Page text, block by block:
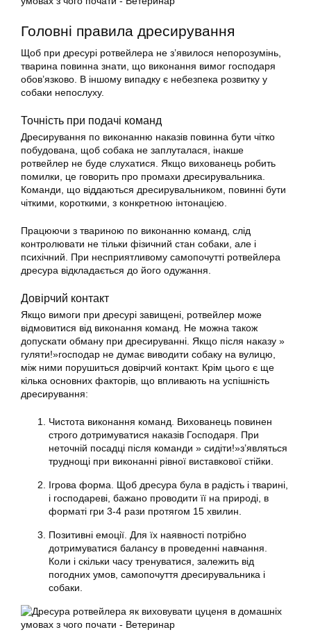
Головні правила дресирування
Щоб при дресурі ротвейлера не з’явилося непорозумінь,
тварина повинна знати, що виконання вимог господаря
обов’язково. В іншому випадку є небезпека розвитку у
собаки непослуху.
Точність при подачі команд
Дресирування по виконанню наказів повинна бути чітко
побудована, щоб собака не заплуталася, інакше
ротвейлер не буде слухатися. Якщо вихованець робить
помилки, це говорить про промахи дресирувальника.
Команди, що віддаються дресирувальником, повинні бути
чіткими, короткими, з конкретною інтонацією.
Працюючи з твариною по виконанню команд, слід
контролювати не тільки фізичний стан собаки, але і
психічний. При несприятливому самопочутті ротвейлера
дресура відкладається до його одужання.
Довірчий контакт
Якщо вимоги при дресурі завищені, ротвейлер може
відмовитися від виконання команд. Не можна також
допускати обману при дресируванні. Якщо після наказу »
гуляти!»господар не думає виводити собаку на вулицю,
між ними порушиться довірчий контакт. Крім цього є ще
кілька основних факторів, що впливають на успішність
дресирування:
Чистота виконання команд. Вихованець повинен
строго дотримуватися наказів Господаря. При
неточній посадці після команди » сидіти!»з’являться
труднощі при виконанні рівної виставкової стійки.
Ігрова форма. Щоб дресура була в радість і тварині,
і господареві, бажано проводити її на природі, в
форматі гри 3-4 рази протягом 15 хвилин.
Позитивні емоції. Для їх наявності потрібно
дотримуватися балансу в проведенні навчання.
Коли і скільки часу тренуватися, залежить від
погодних умов, самопочуття дресирувальника і
собаки.